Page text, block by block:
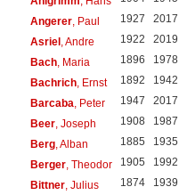
Angerer, Paul 1927 2017
Asriel, Andre 1922 2019
Bach, Maria 1896 1978
Bachrich, Ernst 1892 1942
Barcaba , Peter 1947 2017
Beer, Joseph 1908 1987
Berg, Alban 1885 1935
Berger, Theodor 1905 1992
Bittner, Julius 1874 1939